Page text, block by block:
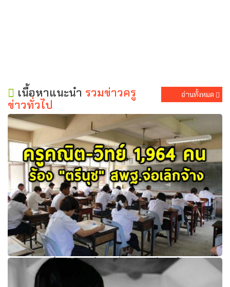
เนื้อหาแนะนำ รวมข่าวครู
ข่าวทั่วไป
อ่านทั้งหมด
ครูคณิต-วิทย์ 1,964 คน ร้อง "ตรีนุช" สพฐ.จ่อเลิกจ้าง